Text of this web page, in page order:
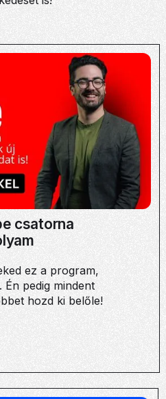
csatorna
ez a program,
Én pedig mindent
hozd ki belőle!